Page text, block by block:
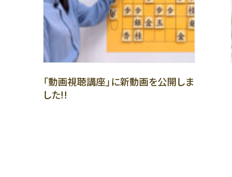
「動画視聴講座」に新動画を公開しま
した!!